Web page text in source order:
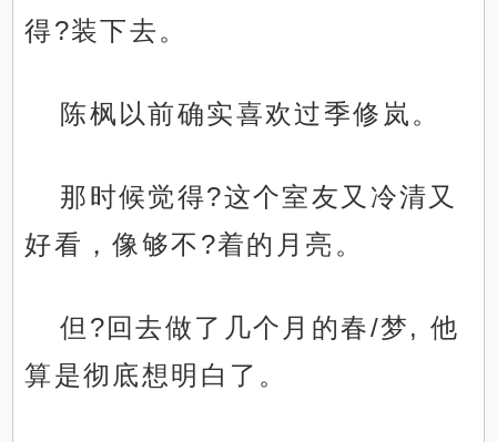
得?装下去。
陈枫以前确实喜欢过季修岚。
那时候觉得?这个室友又冷清又
好看，像够不?着的月亮。
但?回去做了几个月的春/梦, 他
算是彻底想明白了。